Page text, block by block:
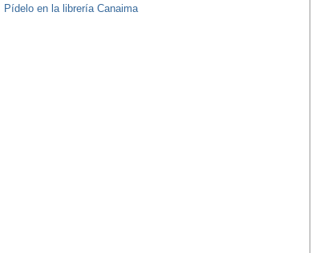
Pídelo en la librería Canaima